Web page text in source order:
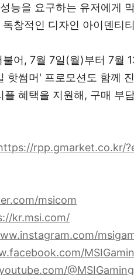
능을 요구하는 유저에게
창적인 디자인 아이덴티
어, 7월 7일(월)부터 7월
핫썸머' 프로모션도 함께
혜택을 지원해, 구매 부
rpp.gmarket.co.kr/
msicom
kr.msi.com/